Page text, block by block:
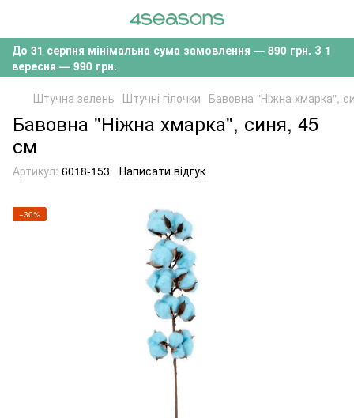
До 31 серпня мінімальна сума замовлення — 890 грн. З 1
вересня — 990 грн.
Штучна зелень Штучні гілочки Бавовна "Ніжна хмарка",
Бавовна "Ніжна хмарка", синя, 45
см
Артикул: 6018-153 Написати відгук
−30%